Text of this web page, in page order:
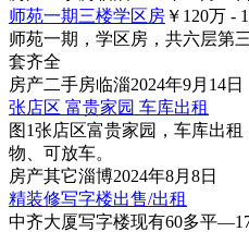
师苑一期三楼学区房 ￥120万 -
师苑一期，学区房，共六层第
套齐全
房产二手房临淄2024年9月14日
张店区 富贵家园 车库出租
图1张店区富贵家园，车库出
物、可放车。
房产其它淄博2024年8月8日
精装修写字楼出售/出租
中齐大厦写字楼现有60多平